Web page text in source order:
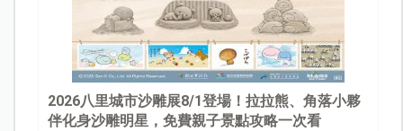
2026八里城市沙雕展8/1登場！拉拉熊、角落小夥
伴化身沙雕明星，免費親子景點攻略一次看